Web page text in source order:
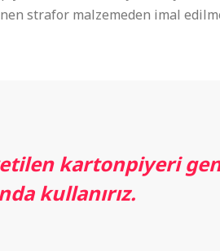
strafor malzemeden imal
kartonpiyeri
kullanırız.